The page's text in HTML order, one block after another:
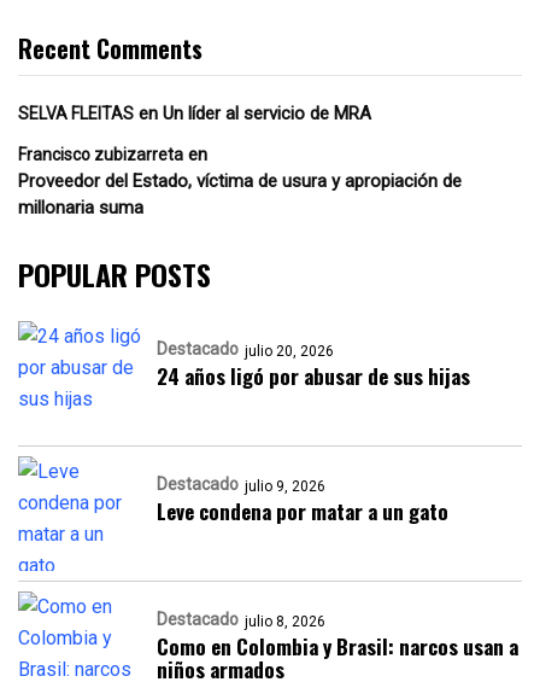
Recent Comments
SELVA FLEITAS en Un líder al servicio de MRA
Francisco zubizarreta en
Proveedor del Estado, víctima de usura y apropiación de
millonaria suma
POPULAR POSTS
Destacado julio 20, 2026
24 años ligó por abusar de sus hijas
Destacado julio 9, 2026
Leve condena por matar a un gato
Destacado julio 8, 2026
Como en Colombia y Brasil: narcos usan a
niños armados